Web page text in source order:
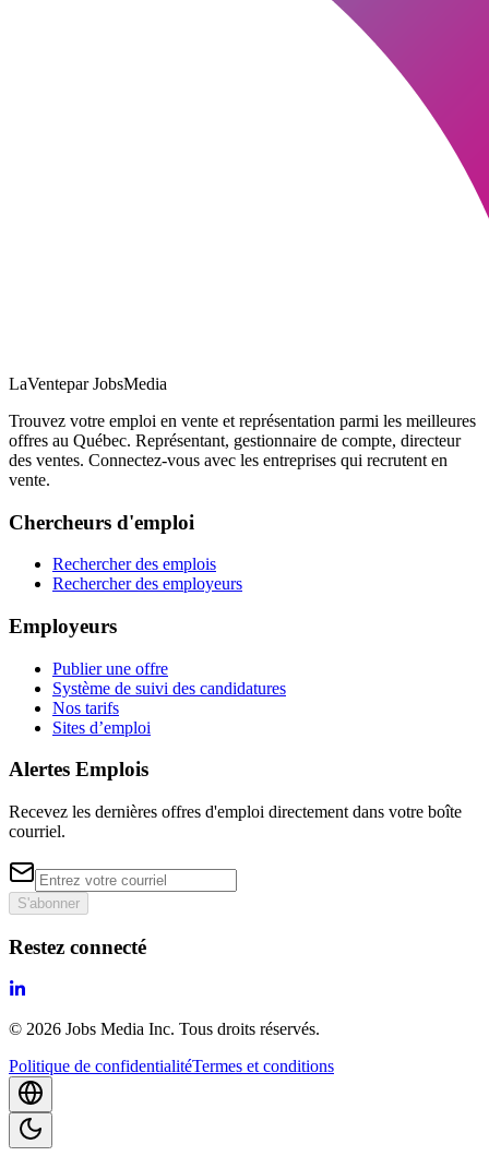
LaVentepar JobsMedia
Trouvez votre emploi en vente et représentation parmi les meilleures
offres au Québec. Représentant, gestionnaire de compte, directeur
des ventes. Connectez-vous avec les entreprises qui recrutent en
vente.
Chercheurs d'emploi
Rechercher des emplois
Rechercher des employeurs
Employeurs
Publier une offre
Système de suivi des candidatures
Nos tarifs
Sites d’emploi
Alertes Emplois
Recevez les dernières offres d'emploi directement dans votre boîte
courriel.
S'abonner
Restez connecté
© 2026 Jobs Media Inc. Tous droits réservés.
Politique de confidentialitéTermes et conditions